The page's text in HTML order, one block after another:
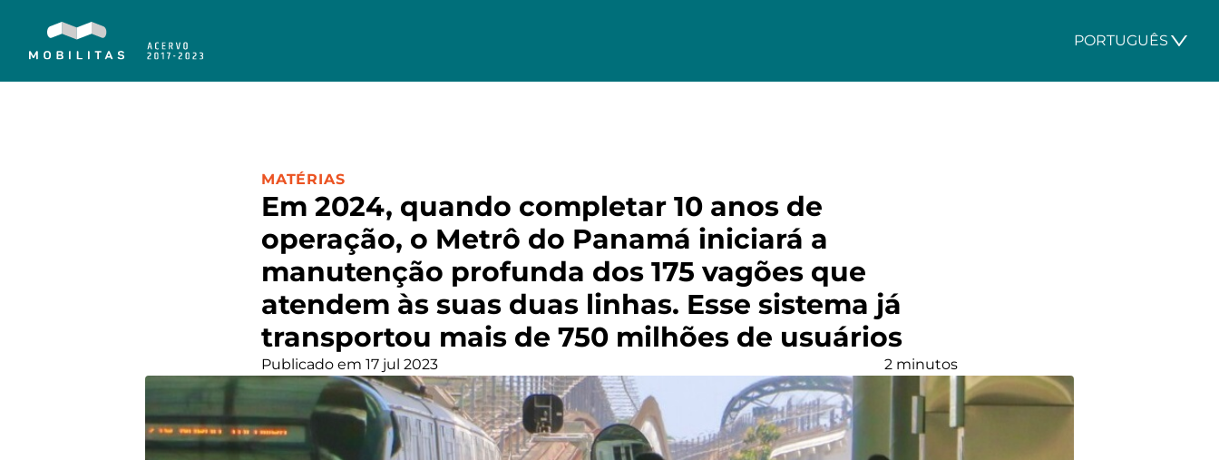
PORTUGUÊS
Em 2024, quando completar 10 anos de
operação, o Metrô do Panamá iniciará a
manutenção profunda dos 175 vagões que
atendem às suas duas linhas. Esse sistema já
transportou mais de 750 milhões de usuários
CATEGORIA:
MATÉRIAS
Publicado em 17 jul 2023 2 minutos